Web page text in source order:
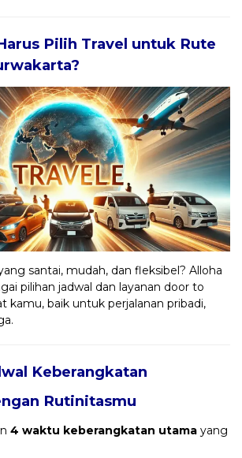
Pilih Travel untuk Rute
santai, mudah, dan fleksibel? Alloha
pilihan jadwal dan layanan door to
kamu, baik untuk perjalanan pribadi,
Keberangkatan
Rutinitasmu
4 waktu keberangkatan utama yang